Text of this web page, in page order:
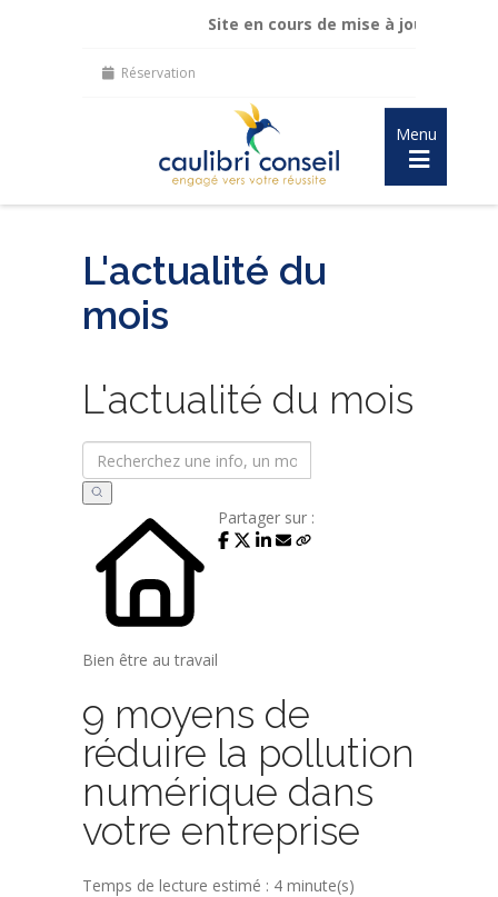
Site en cours de mise à jour : maintien de
Réservation
Menu
L'actualité du
mois
L'actualité du mois
Bien être au travail
Partager sur :
9 moyens de
réduire la pollution
numérique dans
votre entreprise
Temps de lecture estimé : 4 minute(s)